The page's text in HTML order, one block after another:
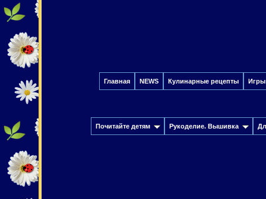
Главная NEWS Кулинарные рецепты Игры
Почитайте детям Рукоделие. Вышивка